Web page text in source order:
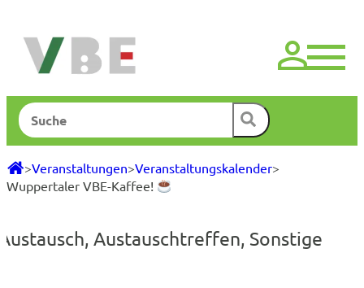
springen
Suchen
>Veranstaltungen>Veranstaltungskalender>
Wuppertaler VBE-Kaffee!
, Austauschtreffen, Sonstige